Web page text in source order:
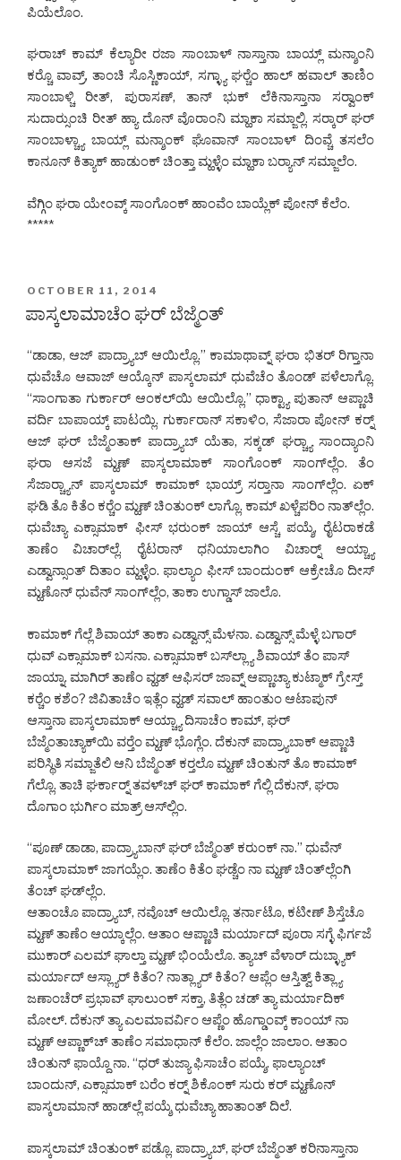
ಪಿಯೆಲೊಂ.
ಘರಾಚ್ ಕಾಮ್ ಕೆಲ್ಯಾರೀ ರಜಾ ಸಾಂಬಾಳ್ ನಾಸ್ತಾನಾ ಬಾಯ್ಲ್ ಮನ್ಶಾಂನಿ
ಕರ್‍ಚೊ ವಾವ್ರ್, ತಾಂಚಿ ಸೊಸ್ಣಿಕಾಯ್, ಸಗ್ಳ್ಯಾ ಘರ್‍ಚೆಂ ಹಾಲ್ ಹವಾಲ್ ತಾಣಿಂ
ಸಾಂಬಾಳ್ಚಿ ರೀತ್, ಪುರಾಸಣ್, ತಾನ್ ಭುಕ್ ಲೆಕಿನಾಸ್ತಾನಾ ಸರ್‍ವಾಂಕ್
ಸುದಾರ್‍ಸುಂಚಿ ರೀತ್ ಹ್ಯಾ ದೊನ್ ವೊರಾಂನಿ ಮ್ಹಾಕಾ ಸಮ್ಜಾಲ್ಲಿ. ಸರ್‍ಕಾರ್ ಘರ್
ಸಾಂಬಾಳ್ಚ್ಯಾ ಬಾಯ್ಲ್ ಮನ್ಶಾಂಕ್ ಘೊವಾನ್ ಸಾಂಬಾಳ್ ದಿಂವ್ಚೆ ತಸಲೆಂ
ಕಾನೂನ್ ಕಿತ್ಯಾಕ್ ಹಾಡುಂಕ್ ಚಿಂತ್ತಾ ಮ್ಹಳ್ಳೆಂ ಮ್ಹಾಕಾ ಬರ್‍ಯಾನ್ ಸಮ್ಜಾಲೆಂ.
ವೆಗ್ಗಿಂ ಘರಾ ಯೇಂವ್ಕ್ ಸಾಂಗೊಂಕ್ ಹಾಂವೆಂ ಬಾಯ್ಲೆಕ್ ಪೋನ್ ಕೆಲೆಂ.
*****
POSTED
OCTOBER 11, 2014
ಪಾಸ್ಕಲಾಮಾಚೆಂ ಘರ್ ಬೆಜ್ಮೆಂತ್
“ಡಾಡಾ, ಆಜ್ ಪಾದ್ರ್ಯಾಬ್ ಆಯಿಲ್ಲೊ.” ಕಾಮಾಥಾವ್ನ್ ಘರಾ ಭಿತರ್ ರಿಗ್ತಾನಾ
ಧುವೆಚೊ ಆವಾಜ್ ಆಯ್ಕೊನ್ ಪಾಸ್ಕಲಾಮ್ ಧುವೆಚೆಂ ತೊಂಡ್ ಪಳೆಲಾಗ್ಲೊ.
“ಸಾಂಗಾತಾ ಗುರ್ಕಾರ್ ಆಂಕಲ್‌ಯಿ ಆಯಿಲ್ಲೊ.” ಧಾಕ್ಟ್ಯಾ ಪುತಾನ್ ಆಪ್ಣಾಚಿ
ವರ್ದಿ ಬಾಪಾಯ್ಕ್ ಪಾಟಯ್ಲಿ. ಗುರ್ಕಾರಾನ್ ಸಕಾಳಿಂ, ಸೆಜಾರಾ ಪೋನ್ ಕರ್‍ನ್
ಆಜ್ ಘರ್ ಬೆಜ್ಮೆಂತಾಕ್ ಪಾದ್ರ್ಯಾಬ್ ಯೆತಾ, ಸಕ್ಕಡ್ ಘರ್‍ಚ್ಯಾ ಸಾಂದ್ಯಾಂನಿ
ಘರಾ ಆಸಜೆ ಮ್ಹಣ್ ಪಾಸ್ಕಲಾಮಾಕ್ ಸಾಂಗೊಂಕ್ ಸಾಂಗ್‌ಲ್ಲೆಂ. ತೆಂ
ಸೆಜಾರ್‍ಚ್ಯಾನ್ ಪಾಸ್ಕಲಾಮ್ ಕಾಮಾಕ್ ಭಾಯ್ರ್ ಸರ್‍ತಾನಾ ಸಾಂಗ್‌ಲ್ಲೆಂ. ಏಕ್
ಘಡಿ ತೊ ಕಿತೆಂ ಕರ್‍ಚೆಂ ಮ್ಹಣ್ ಚಿಂತುಂಕ್ ಲಾಗ್ಲೊ. ಕಾಮ್ ಖಳ್ಚೆಪರಿಂ ನಾತ್‌ಲ್ಲೆಂ.
ಧುವೆಚ್ಯಾ ಎಕ್ಸಾಮಾಕ್ ಫೀಸ್ ಭರುಂಕ್ ಜಾಯ್ ಆಸ್ಚೆ ಪಯ್ಶೆ, ರೈಟರಾಕಡೆ
ತಾಣೆಂ ವಿಚಾರ್‌ಲ್ಲೆ. ರೈಟರಾನ್ ಧನಿಯಾಲಾಗಿಂ ವಿಚಾರ್‍ನ್ ಆಯ್ಚ್ಯಾ
ಎಡ್ವಾನ್ಸಾಂತ್ ದಿತಾಂ ಮ್ಹಳ್ಳೆಂ. ಫಾಲ್ಯಾಂ ಫೀಸ್ ಬಾಂದುಂಕ್ ಆಕ್ರೇಚೊ ದೀಸ್
ಮ್ಹಣೊನ್ ಧುವೆನ್ ಸಾಂಗ್‌ಲ್ಲೆಂ, ತಾಕಾ ಉಗ್ಡಾಸ್ ಜಾಲೊ.
ಕಾಮಾಕ್ ಗೆಲ್ಲೆ ಶಿವಾಯ್ ತಾಕಾ ಎಡ್ವಾನ್ಸ್ ಮೆಳನಾ. ಎಡ್ವಾನ್ಸ್ ಮೆಳ್ಳೆ ಬಗಾರ್
ಧುವ್ ಎಕ್ಸಾಮಾಕ್ ಬಸನಾ. ಎಕ್ಸಾಮಾಕ್ ಬಸ್‌ಲ್ಲ್ಯಾ ಶಿವಾಯ್ ತೆಂ ಪಾಸ್
ಜಾಯ್ನಾ. ಮಾಗಿರ್ ತಾಣೆಂ ವ್ಹಡ್ ಆಫಿಸರ್ ಜಾವ್ನ್ ಆಪ್ಣಾಚ್ಯಾ ಕುಟ್ಮಾಕ್ ಗ್ರೇಸ್ತ್
ಕರ್‍ಚೆಂ ಕಶೆಂ? ಜಿವಿತಾಚೆಂ ಇತ್ಲೆಂ ವ್ಹಡ್ ಸವಾಲ್ ಹಾಂತುಂ ಆಟಾಪುನ್
ಆಸ್ತಾನಾ ಪಾಸ್ಕಲಾಮಾಕ್ ಆಯ್ಚ್ಯಾ ದಿಸಾಚೆಂ ಕಾಮ್, ಘರ್
ಬೆಜ್ಮೆಂತಾಚ್ಯಾಕ್‌ಯಿ ವರ್‍ತೆಂ ಮ್ಹಣ್ ಭೊಗ್ಲೆಂ. ದೆಕುನ್ ಪಾದ್ರ್ಯಾಬಾಕ್ ಆಪ್ಣಾಚಿ
ಪರಿಸ್ಥಿತಿ ಸಮ್ಜಾತೆಲಿ ಆನಿ ಬೆಜ್ಮೆಂತ್ ಕರ್‍ತಲೊ ಮ್ಹಣ್ ಚಿಂತುನ್ ತೊ ಕಾಮಾಕ್
ಗೆಲ್ಲೊ. ತಾಚಿ ಘರ್ಕಾರ್‍ನ್ ತವಳ್‌ಚ್ ಘರ್ ಕಾಮಾಕ್ ಗೆಲ್ಲಿ ದೆಕುನ್, ಘರಾ
ದೊಗಾಂ ಭುರ್ಗಿಂ ಮಾತ್ರ್ ಆಸ್‌ಲ್ಲಿಂ.
“ಪೂಣ್ ಡಾಡಾ, ಪಾದ್ರ್ಯಾಬಾನ್ ಘರ್ ಬೆಜ್ಮೆಂತ್ ಕರುಂಕ್ ನಾ.” ಧುವೆನ್
ಪಾಸ್ಕಲಾಮಾಕ್ ಜಾಗಯ್ಲೆಂ. ತಾಣೆಂ ಕಿತೆಂ ಘಡ್ಚೆಂ ನಾ ಮ್ಹಣ್ ಚಿಂತ್‌ಲ್ಲೆಂಗಿ
ತೆಂಚ್ ಘಡ್‌ಲ್ಲೆಂ.
ಆತಾಂಚೊ ಪಾದ್ರ್ಯಾಬ್, ನವೊಚ್ ಆಯಿಲ್ಲೊ. ತರ್ನಾಟೊ, ಕಟೀಣ್ ಶಿಸ್ತೆಚೊ
ಮ್ಹಣ್ ತಾಣೆಂ ಆಯ್ಕಾಲ್ಲೆಂ. ಆತಾಂ ಆಪ್ಣಾಚಿ ಮರ್ಯಾದ್ ಪೂರಾ ಸಗ್ಳೆ ಫಿರ್ಗಜೆ
ಮುಕಾರ್ ಎಲಮ್ ಘಾಲ್ತಾ ಮ್ಹಣ್ ಭಿಂಯೆಲೊ. ತ್ಯಾಚ್ ವೆಳಾರ್ ದುಬ್ಳ್ಯಾಕ್
ಮರ್ಯಾದ್ ಆಸ್ಲ್ಯಾರ್ ಕಿತೆಂ? ನಾತ್ಲ್ಯಾರ್ ಕಿತೆಂ? ಆಪ್ಲೆಂ ಆಸ್ತಿತ್ವ್ ಕಿತ್ಲ್ಯಾ
ಜಣಾಂಚೆರ್ ಪ್ರಭಾವ್ ಘಾಲುಂಕ್ ಸಕ್ತಾ, ತಿತ್ಲೆಂ ಚಡ್ ತ್ಯಾ ಮರ್ಯಾದಿಕ್
ಮೋಲ್. ದೆಕುನ್ ತ್ಯಾ ಎಲಮಾವರ್ವಿಂ ಆಪ್ಣೆಂ ಹೊಗ್ಡಾಂವ್ಕ್ ಕಾಂಯ್ ನಾ
ಮ್ಹಣ್ ಆಪ್ಣಾಕ್‌ಚ್ ತಾಣೆಂ ಸಮಾಧಾನ್ ಕೆಲೆಂ. ಜಾಲ್ಲೆಂ ಜಾಲಾಂ. ಆತಾಂ
ಚಿಂತುನ್ ಫಾಯ್ದೊ ನಾ. “ಧರ್ ತುಜ್ಯಾ ಫಿಸಾಚೆಂ ಪಯ್ಶೆ. ಫಾಲ್ಯಾಂಚ್
ಬಾಂದುನ್, ಎಕ್ಸಾಮಾಕ್ ಬರೆಂ ಕರ್‍ನ್ ಶಿಕೊಂಕ್ ಸುರು ಕರ್ ಮ್ಹಣೊನ್
ಪಾಸ್ಕಲಾಮಾನ್ ಹಾಡ್‌ಲ್ಲೆ ಪಯ್ಶೆ ಧುವೆಚ್ಯಾ ಹಾತಾಂತ್ ದಿಲೆ.
ಪಾಸ್ಕಲಾಮ್ ಚಿಂತುಂಕ್ ಪಡ್ಲೊ. ಪಾದ್ರ್ಯಾಬ್, ಘರ್ ಬೆಜ್ಮೆಂತ್ ಕರಿನಾಸ್ತಾನಾ